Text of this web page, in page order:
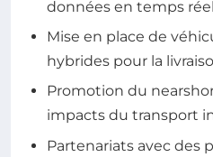
données en temps réel
Mise en place de
hybrides pour la
Promotion du
impacts du transport
Partenariats avec des